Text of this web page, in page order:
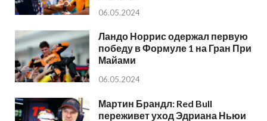
06.05.2024
Ландо Норрис одержал первую
победу в Формуле 1 на Гран При
Майами
06.05.2024
Мартин Брандл: Red Bull
переживет уход Эдриана Ньюи